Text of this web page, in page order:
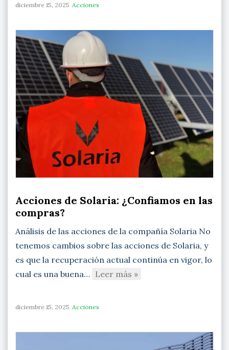
diciembre 15, 2025 Acciones
Acciones de Solaria: ¿Confiamos en las
compras?
Análisis de las acciones de la compañía Solaria No
tenemos cambios sobre las acciones de Solaria, y
es que la recuperación actual continúa en vigor, lo
cual es una buena… Leer más »
diciembre 15, 2025 Acciones